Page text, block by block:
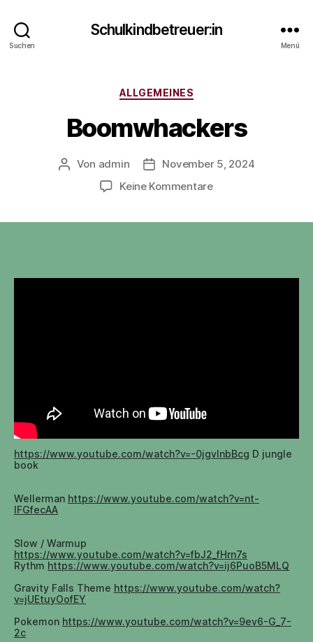
Suchen
Schulkindbetreuer:in
Menü
Kategorien
ALLGEMEINES
Boomwhackers
Beitragsautor
Von admin Veröffentlichungsdatum
November 5, 2024
Keine Kommentarezu
https://www.youtube.com/watch?v=-0jgvlnbBcg D jungle
book
Wellerman https://www.youtube.com/watch?v=nt-
IFGfecAA
Slow / Warmup
https://www.youtube.com/watch?v=fbJ2_fHrn7s
Rythm https://www.youtube.com/watch?v=ij6PuoB5MLQ
Gravity Falls Theme https://www.youtube.com/watch?
v=jUEtuyOofEY
Pokemon https://www.youtube.com/watch?v=9ev6-G_7-
2c